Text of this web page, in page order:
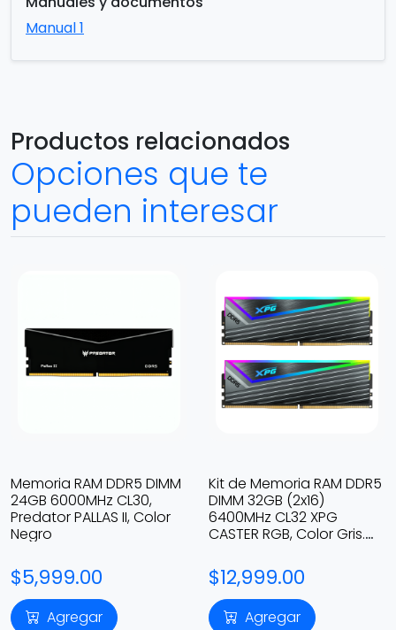
Manual 1
Productos relacionados
Opciones que te
pueden interesar
Memoria RAM DDR5 DIMM
24GB 6000MHz CL30,
Predator PALLAS II, Color
Negro
$5,999.00
Agregar
Kit de Memoria RAM DDR5
DIMM 32GB (2x16)
6400MHz CL32 XPG
CASTER RGB, Color Gris.
$12,999.00
Agregar